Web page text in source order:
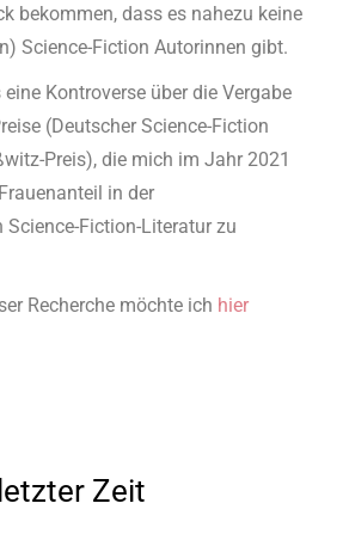
bekommen, dass es nahezu keine
Science-Fiction Autorinnen gibt.
Kontroverse über die Vergabe
(Deutscher Science-Fiction
Preis), die mich im Jahr 2021
in der
Fiction-Literatur zu
Recherche möchte ich hier
Zeit